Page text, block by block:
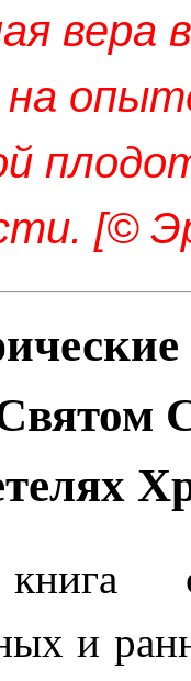
вера
на
[©
и